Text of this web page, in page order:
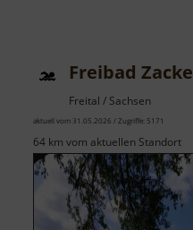
Freibad Zacke
Freital / Sachsen
aktuell vom 31.05.2026 / Zugriffe: 5171
64 km vom aktuellen Standort